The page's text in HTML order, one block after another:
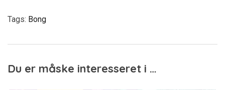
Tags: Bong
Du er måske interesseret i …